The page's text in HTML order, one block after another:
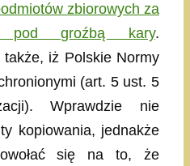
zbiorowych za
pod groźbą kary.
iż Polskie Normy
(art. 5 ust. 5
Wprawdzie nie
kopiowania, jednakże
się na to, że